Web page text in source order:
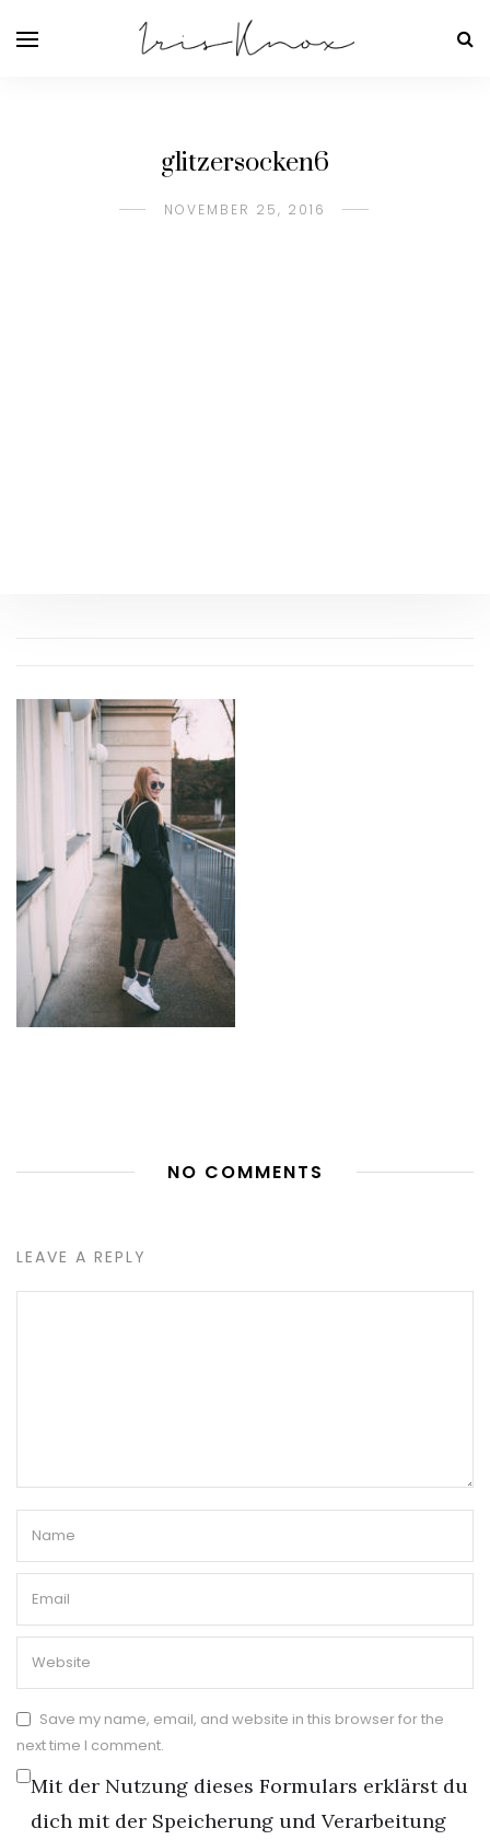
glitzersocken6
NOVEMBER 25, 2016
NO COMMENTS
LEAVE A REPLY
Save my name, email, and website in this browser for the
next time I comment.
Mit der Nutzung dieses Formulars erklärst du
dich mit der Speicherung und Verarbeitung